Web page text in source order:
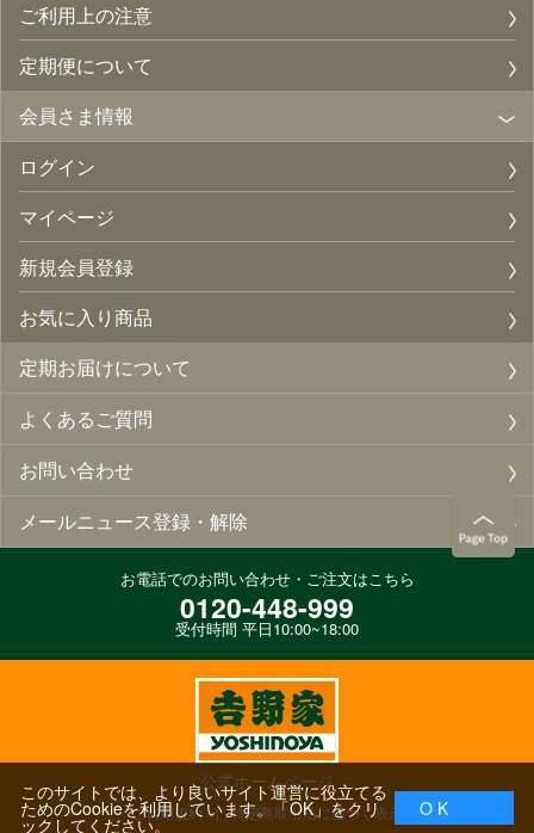
ご利用上の注意
定期便について
会員さま情報
ログイン
マイページ
新規会員登録
お気に入り商品
定期お届けについて
よくあるご質問
お問い合わせ
メールニュース登録・解除
お電話でのお問い合わせ・ご注文はこちら
0120-448-999
受付時間 平日10:00~18:00
公式ホームページ
ご利用規約 特定商取引法に基づく表示
このサイトでは、より良いサイト運営に役立てる
ためのCookieを利用しています。「OK」をクリ
ックしてください。
O K